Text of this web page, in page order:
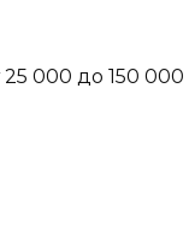
000 до 150 000